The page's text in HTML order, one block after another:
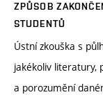
ZPŮSOB
STUDENTŮ
Ústní zkouška s
jakékoliv literatury,
a porozumění